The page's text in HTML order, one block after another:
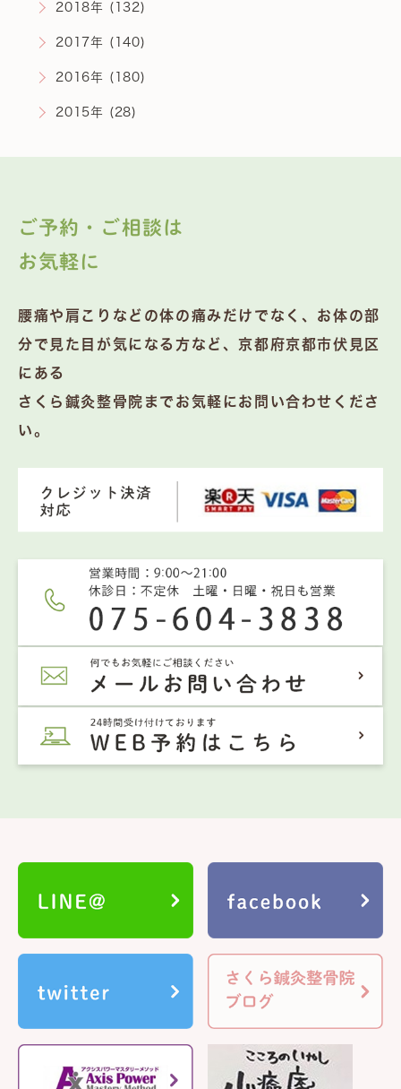
2018年 (132)
2017年 (140)
2016年 (180)
2015年 (28)
ご予約・ご相談は
お気軽に
腰痛や肩こりなどの体の痛みだけでなく、お体の部
分で見た目が気になる方など、京都府京都市伏見区
にある
さくら鍼灸整骨院までお気軽にお問い合わせくださ
い。